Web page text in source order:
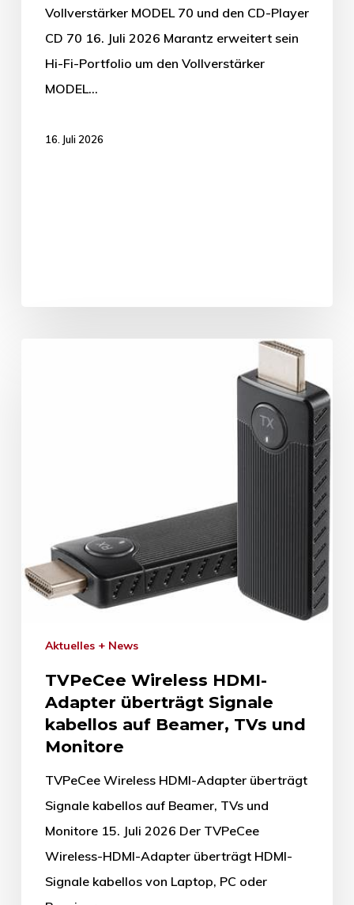
Vollverstärker MODEL 70 und den CD-Player
CD 70 16. Juli 2026 Marantz erweitert sein
Hi-Fi-Portfolio um den Vollverstärker
MODEL…
16. Juli 2026
Aktuelles + News
TVPeCee Wireless HDMI-
Adapter überträgt Signale
kabellos auf Beamer, TVs und
Monitore
TVPeCee Wireless HDMI-Adapter überträgt
Signale kabellos auf Beamer, TVs und
Monitore 15. Juli 2026 Der TVPeCee
Wireless-HDMI-Adapter überträgt HDMI-
Signale kabellos von Laptop, PC oder